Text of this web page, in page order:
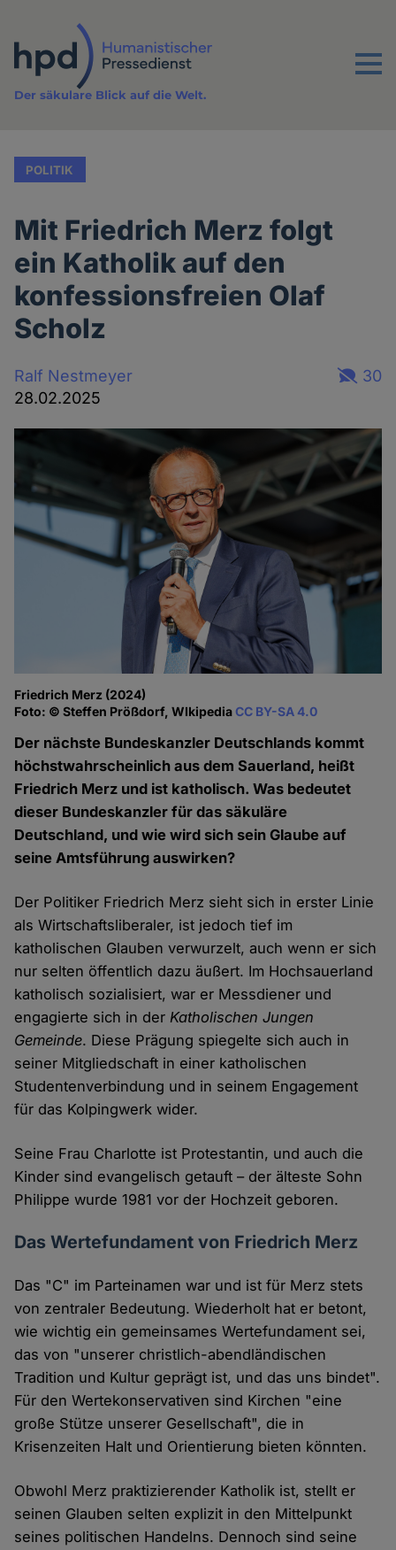
Inhalt
Menu
Der säkulare Blick auf die Welt.
POLITIK
Mit Friedrich Merz folgt
ein Katholik auf den
konfessionsfreien Olaf
Scholz
Ralf Nestmeyer
28.02.2025
30
Friedrich Merz (2024)
Foto: © Steffen Prößdorf, WIkipediaCC BY-SA 4.0
Der nächste Bundeskanzler Deutschlands kommt
höchstwahrscheinlich aus dem Sauerland, heißt
Friedrich Merz und ist katholisch. Was bedeutet
dieser Bundeskanzler für das säkuläre
Deutschland, und wie wird sich sein Glaube auf
seine Amtsführung auswirken?
Der Politiker Friedrich Merz sieht sich in erster Linie
als Wirtschaftsliberaler, ist jedoch tief im
katholischen Glauben verwurzelt, auch wenn er sich
nur selten öffentlich dazu äußert. Im Hochsauerland
katholisch sozialisiert, war er Messdiener und
engagierte sich in derKatholischen Jungen
Gemeinde. Diese Prägung spiegelte sich auch in
seiner Mitgliedschaft in einer katholischen
Studentenverbindung und in seinem Engagement
für das Kolpingwerk wider.
Seine Frau Charlotte ist Protestantin, und auch die
Kinder sind evangelisch getauft – der älteste Sohn
Philippe wurde 1981 vor der Hochzeit geboren.
Das Wertefundament von Friedrich Merz
Das "C" im Parteinamen war und ist für Merz stets
von zentraler Bedeutung. Wiederholt hat er betont,
wie wichtig ein gemeinsames Wertefundament sei,
das von "unserer christlich-abendländischen
Tradition und Kultur geprägt ist, und das uns bindet".
Für den Wertekonservativen sind Kirchen "eine
große Stütze unserer Gesellschaft", die in
Krisenzeiten Halt und Orientierung bieten könnten.
Obwohl Merz praktizierender Katholik ist, stellt er
seinen Glauben selten explizit in den Mittelpunkt
seines politischen Handelns. Dennoch sind seine